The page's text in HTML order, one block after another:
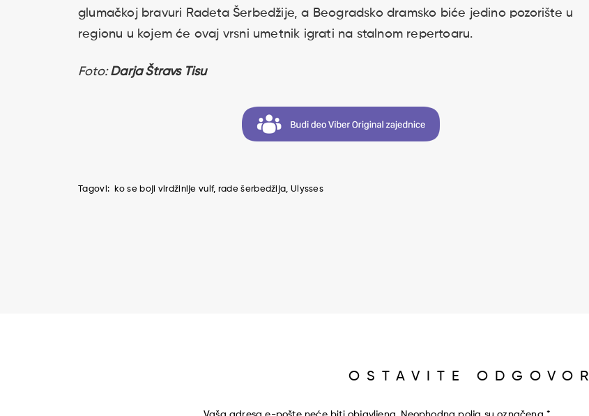
glumačkoj bravuri Radeta Šerbedžije, a Beogradsko dramsko biće jedino pozorište u
regionu u kojem će ovaj vrsni umetnik igrati na stalnom repertoaru.
Foto:Darja Štravs Tisu
Tagovi: ko se boji virdžinije vulf rade šerbedžija Ulysses
OSTAVITE ODGOVOR